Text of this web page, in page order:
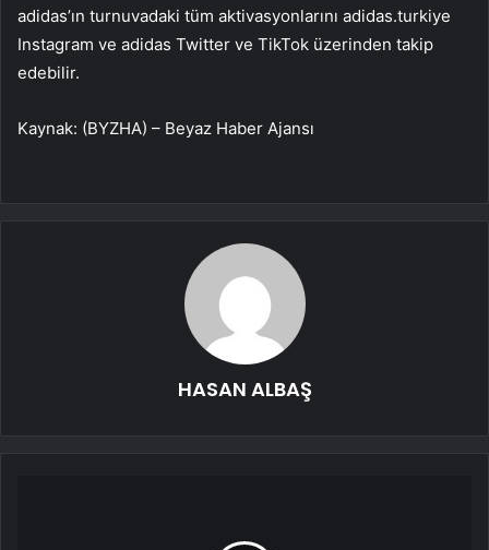
adidas’ın turnuvadaki tüm aktivasyonlarını adidas.turkiye
Instagram ve adidas Twitter ve TikTok üzerinden takip
edebilir.
Kaynak: (BYZHA) – Beyaz Haber Ajansı
HASAN ALBAŞ